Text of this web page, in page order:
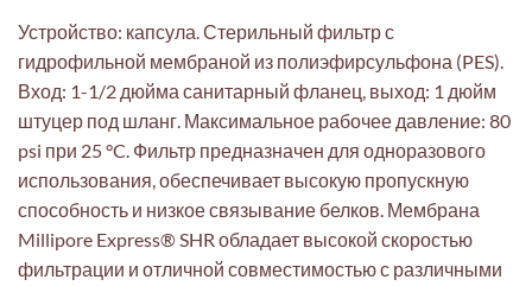
Устройство: капсула. Стерильный фильтр с
гидрофильной мембраной из полиэфирсульфона (PES).
Вход: 1-1/2 дюйма санитарный фланец, выход: 1 дюйм
штуцер под шланг. Максимальное рабочее давление: 80
psi при 25 °C. Фильтр предназначен для одноразового
использования, обеспечивает высокую пропускную
способность и низкое связывание белков. Мембрана
Millipore Express® SHR обладает высокой скоростью
фильтрации и отличной совместимостью с различными